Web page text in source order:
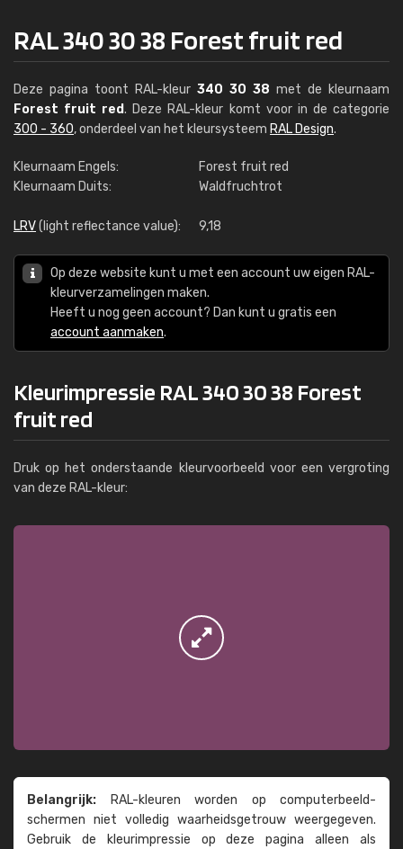
RAL 340 30 38 Forest fruit red
Deze pagina toont RAL-kleur 340 30 38 met de kleurnaam
Forest fruit red. Deze RAL-kleur komt voor in de categorie
300 - 360, onderdeel van het kleursysteem RAL Design.
Kleurnaam Engels:
Forest fruit red
Kleurnaam Duits:
Waldfruchtrot
LRV(light reflectance value): 9,18
Op deze website kunt u met een account uw eigen RAL-
kleurverzamelingen maken.
Heeft u nog geen account? Dan kunt u gratis een
account aanmaken.
Kleurimpressie RAL 340 30 38 Forest
fruit red
Druk op het onderstaande kleurvoorbeeld voor een vergroting
van deze RAL-kleur:
Belangrijk: RAL-kleuren worden op computer­beeld­
schermen niet volledig waarheids­­getrouw weer­gegeven.
Gebruik de kleur­impressie op deze pagina alleen als